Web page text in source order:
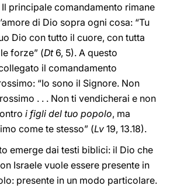
principale comandamento rimane
di Dio sopra ogni cosa: “Tu
Dio con tutto il cuore, con tutta
forze” (Dt6, 5). A questo
il comandamento
“Io sono il Signore. Non
. . . Non ti vendicherai e non
i figli del tuo popolo, ma
come te stesso” (Lv 19, 13.18).
emerge dai testi biblici: il Dio che
Israele vuole essere presente in
presente in un modo particolare.